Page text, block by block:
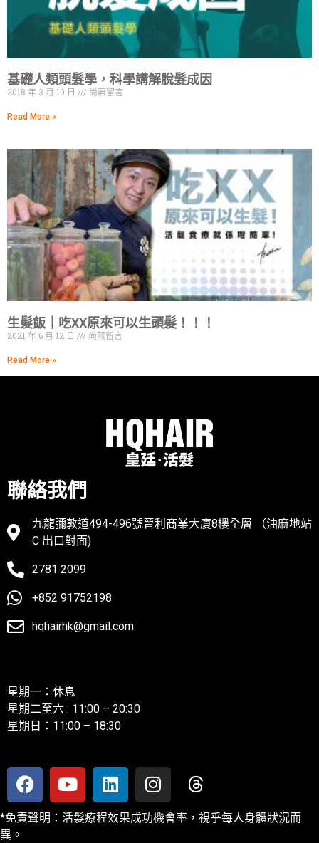
基礎人類頭髮學，科學講解脫髮成因
2018 年 3 月 10 日 尚無留言
Read More »
生髮飯｜吃XX原來可以生頭髮！！！
2021 年 6 月 12 日 尚無留言
Read More »
聯絡我們
九龍彌敦道494-496號晉利商業大廈8樓全層 （油麻地站
C 出口對面)
2781 2099
+852 91752198
hqhairhk@gmail.com
星期一：休息
星期二至六 : 11:00 – 20:30
星期日：11:00 – 18:30
*免責聲明：活髮療程效果成功機會率，視乎每人身體狀況而
異。